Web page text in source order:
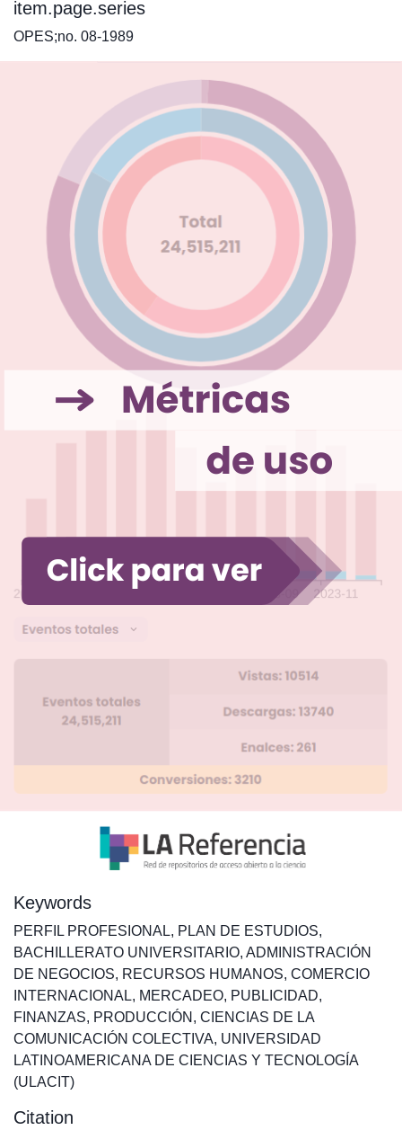
item.page.series
OPES;no. 08-1989
Keywords
PERFIL PROFESIONAL, PLAN DE ESTUDIOS,
BACHILLERATO UNIVERSITARIO, ADMINISTRACIÓN
DE NEGOCIOS, RECURSOS HUMANOS, COMERCIO
INTERNACIONAL, MERCADEO, PUBLICIDAD,
FINANZAS, PRODUCCIÓN , CIENCIAS DE LA
COMUNICACIÓN COLECTIVA, UNIVERSIDAD
LATINOAMERICANA DE CIENCIAS Y TECNOLOGÍA
(ULACIT)
Citation